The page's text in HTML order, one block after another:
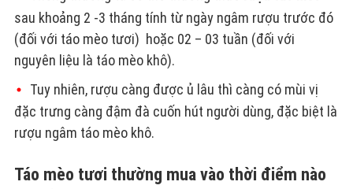
sau khoảng 2 -3 tháng tính từ ngày ngâm rượu trước đó
(đối với táo mèo tươi) hoặc 02 – 03 tuần (đối với
nguyên liệu là táo mèo khô).
Tuy nhiên, rượu càng được ủ lâu thì càng có mùi vị
đặc trưng càng đậm đà cuốn hút người dùng, đặc biệt là
rượu ngâm táo mèo khô.
Táo mèo tươi thường mua vào thời điểm nào